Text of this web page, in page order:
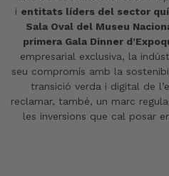
i entitats líders del sector
Sala Oval del Museu
primera Gala Dinner
empresarial exclusiva, la
seu compromís amb la
transició verda i digital de
reclamar, també, un marc
les inversions que cal posar